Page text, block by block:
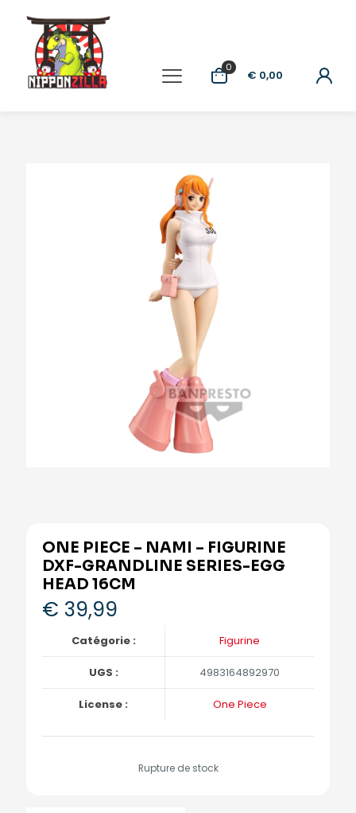
0
€ 0,00
ONE PIECE – NAMI – FIGURINE
DXF-GRANDLINE SERIES-EGG
HEAD 16CM
€ 39,99
Catégorie : Figurine
UGS : 4983164892970
License : One Piece
Rupture de stock